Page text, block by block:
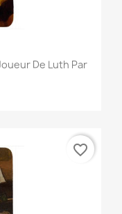
De Luth Par
favorite_border